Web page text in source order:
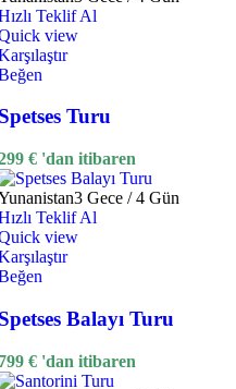
Teklif Al
view
Turu
€ 'dan itibaren
3 Gece / 4 Gün
Teklif Al
view
Balayı Turu
€ 'dan itibaren